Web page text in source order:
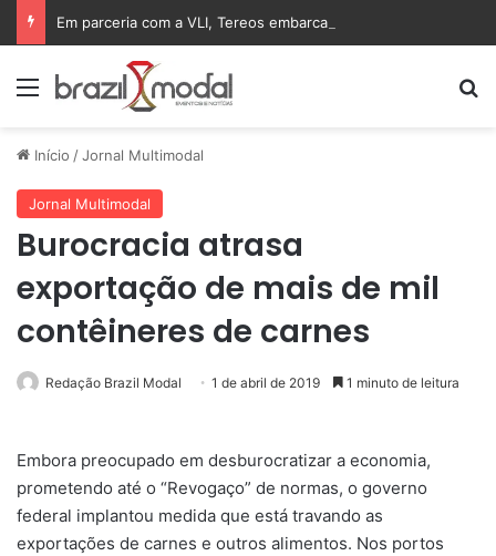
Menu
Início /Jornal Multimodal
Jornal Multimodal
Burocracia atrasa
exportação de mais de mil
contêineres de carnes
Redação Brazil Modal 1 de abril de 2019 1 minuto de leitura
Embora preocupado em desburocratizar a economia,
prometendo até o “Revogaço” de normas, o governo
federal implantou medida que está travando as
exportações de carnes e outros alimentos. Nos portos